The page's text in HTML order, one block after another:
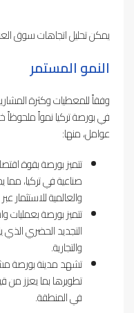
يمكن تحليل اتجاهات سوق
النمو المستمر
وفقاً للمعطيات وكثرة
في بورصة تركيا نمواً ملحوظاً
عوامل، منها:
صناعية في تركيا،
والعالمية للاستثمار
تتميز بورصة بعمليات
التجديد الحضري الذي
والتجارية.
تشهد مدينة بورصة
تطويرها بما يعزز من
في المنطقة.